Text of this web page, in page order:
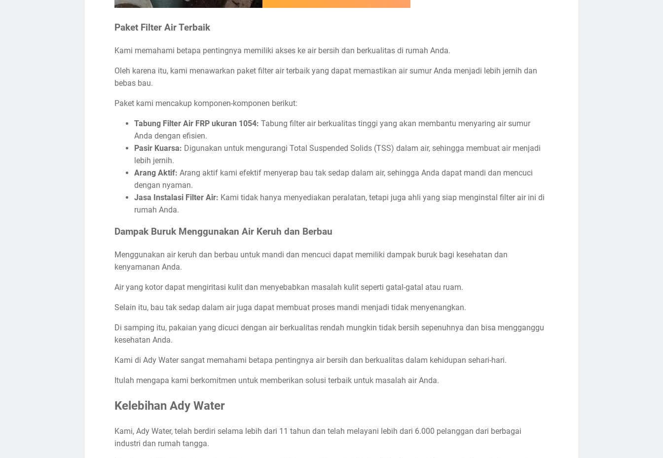
Paket Filter Air Terbaik
Kami memahami betapa pentingnya memiliki akses ke air bersih dan berkualitas di rumah Anda.
Oleh karena itu, kami menawarkan paket filter air terbaik yang dapat memastikan air sumur Anda menjadi lebih jernih dan
bebas bau.
Paket kami mencakup komponen-komponen berikut:
Tabung Filter Air FRP ukuran 1054: Tabung filter air berkualitas tinggi yang akan membantu menyaring air sumur
Anda dengan efisien.
Pasir Kuarsa: Digunakan untuk mengurangi Total Suspended Solids (TSS) dalam air, sehingga membuat air menjadi
lebih jernih.
Arang Aktif: Arang aktif kami efektif menyerap bau tak sedap dalam air, sehingga Anda dapat mandi dan mencuci
dengan nyaman.
Jasa Instalasi Filter Air: Kami tidak hanya menyediakan peralatan, tetapi juga ahli yang siap menginstal filter air ini di
rumah Anda.
Dampak Buruk Menggunakan Air Keruh dan Berbau
Menggunakan air keruh dan berbau untuk mandi dan mencuci dapat memiliki dampak buruk bagi kesehatan dan
kenyamanan Anda.
Air yang kotor dapat mengiritasi kulit dan menyebabkan masalah kulit seperti gatal-gatal atau ruam.
Selain itu, bau tak sedap dalam air juga dapat membuat proses mandi menjadi tidak menyenangkan.
Di samping itu, pakaian yang dicuci dengan air berkualitas rendah mungkin tidak bersih sepenuhnya dan bisa mengganggu
kesehatan Anda.
Kami di Ady Water sangat memahami betapa pentingnya air bersih dan berkualitas dalam kehidupan sehari-hari.
Itulah mengapa kami berkomitmen untuk memberikan solusi terbaik untuk masalah air Anda.
Kelebihan Ady Water
Kami, Ady Water, telah berdiri selama lebih dari 11 tahun dan telah melayani lebih dari 6.000 pelanggan dari berbagai
industri dan rumah tangga.